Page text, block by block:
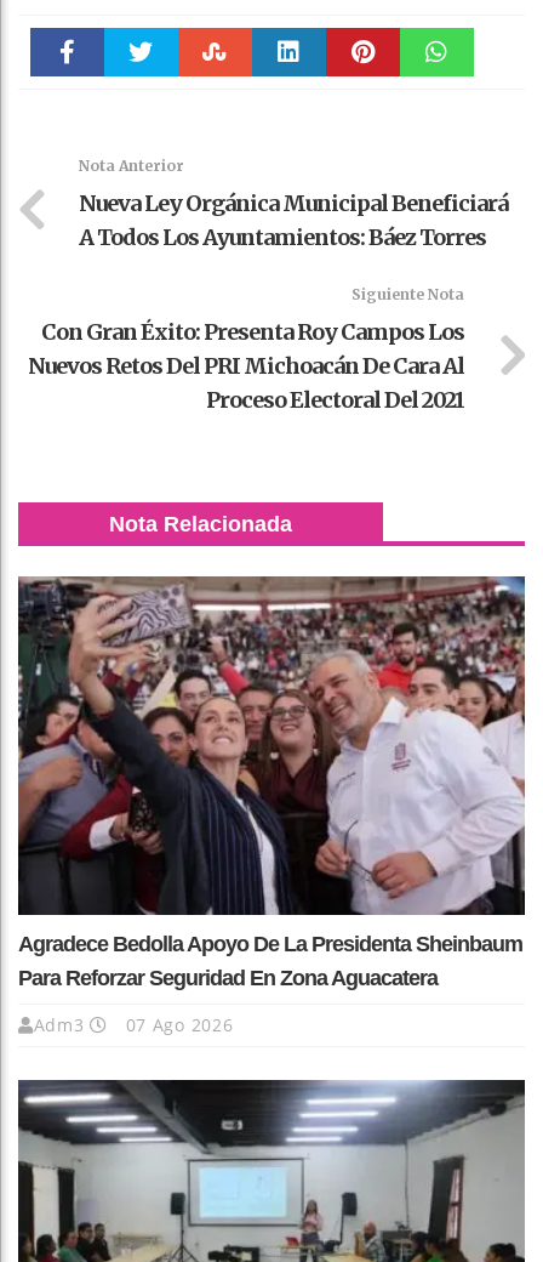
Nota Anterior
Nueva Ley Orgánica Municipal Beneficiará
A Todos Los Ayuntamientos: Báez Torres
Siguiente Nota
Con Gran Éxito: Presenta Roy Campos Los
Nuevos Retos Del PRI Michoacán De Cara Al
Proceso Electoral Del 2021
Nota Relacionada
Agradece Bedolla Apoyo De La Presidenta Sheinbaum
Para Reforzar Seguridad En Zona Aguacatera
Adm3 07 Ago 2026